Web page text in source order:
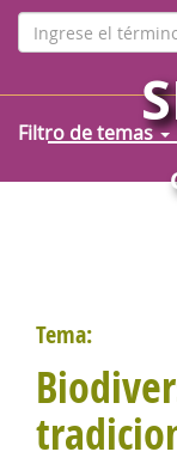
Filtro de temas
Tema: